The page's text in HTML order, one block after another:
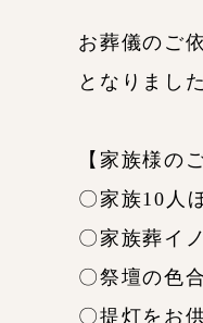
お葬儀のご
となりました
【家族様の
〇家族10人
〇家族葬イ
〇祭壇の色
〇提灯をお